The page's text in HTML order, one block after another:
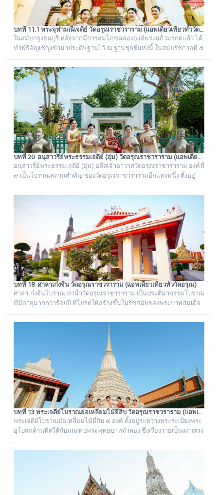
บทที่ 11.1 พระจุฬามณีเจดีย์ วัดอรุณราชวราราม (แอพเดียวเที่ยวทั่ววัดอรุณ)
ในสมัยกรุงธนบุรี หลังจากมีการสมโภชฉลององค์พระแก้วมรกตแล้ว ได้
ทำพิธีอัญเชิญเข้ามาประดิษฐานไว้ ณ ฐานชุกชีแห่งนี้ ในสมัยรัชกาลที่ ๕
บ้านได้เรียกเพี้ยนกันไปว่า “วิหารพระเขี้ยวแก้ว” พระจุฬามณีเจดีย์องค์นี้
เป็นสิ่งศักดิ์สิทธิ์ของวัดอรุณราชวราราม ที่ชาวบ้านในละแวกนี้ให้ความ
เคารพศรัทธาตั้งแต่ครั้งอดีตกาลจวบจนมาถึงยุคปัจ
บทที่ 20 อนุสาวรีย์พระธรรมเจดีย์ (อุ่ม) วัดอรุณราชวราราม (แอพเดียวเที่ยวทั่ววัดอรุณ)
อนุสาวรีย์พระธรรมเจดีย์ (อุ่ม) อดีตเจ้าอาวาสวัดอรุณราชวราราม องค์ที่
๙ เป็นโบราณสถานสำคัญ ของวัดอรุณราชวรารามอีกแห่งหนึ่ง ตั้งอยู่
วัดริมแม่น้ำเจ้าพระยา ภายในรั้วอนุสาวรีย์สำคัญของวัดอรุณ
ราชวรารามแห่งนี้ จะมีโกศหินทรายโบราณสีเขียวแบบจีน ซึ่งเป็นสถาน
ที่บรรจุบรรจุอัฐิของพระธรรมเจดีย์ (อุ่ม) อดีตเจ้าอาวาสวัดอรุณ
ราชวราราม องค์ที่ ๙
บทที่ 18 ศาลาเก๋งจีน วัดอรุณราชวราราม (แอพเดียวเที่ยวทั่ววัดอรุณ)
ศาลาเก๋งจีนโบราณ ท่าน้ำวัดอรุณราชวราราม เป็นประติมากรรมโบราณ
ที่มีอายุมากกว่าร้อยปี ที่โปรดให้สร้างขึ้นในรัชสมัยของพระบาทสมเด็จ
๖ หลัง เรียงรายอยู่บริเวณท่าน้ำของวัดอรุณราชวราราม ริมแม่น้ำ
เจ้าพระยา ซึ่งเก๋งจีนแต่ละหลังจะมีเอกลักษณ์โดดเด่นไม่เหมือนกัน อาทิ
เช่น ศาลาเก๋งจีนหน้าทางเข้าพระปรางค์ จะมีหินแกะสลักโบราณเป็นรูป
บทที่ 13 พระเจดีย์โบราณย่อเหลี่ยมไม้ยี่สิบ วัดอรุณราชวราราม (แอพเดียวเที่ยวทั่ววัดอรุณ)
พระเจดีย์โบราณย่อเหลี่ยมไม้ยี่สิบ ๔ องค์ ตั้งอยู่ระหว่างพระระเบียงพระ
อุโบสถด้านทิศใต้กับมณฑปพระพุทธบาทจำลอง ซึ่งเรียงรายเป็นแถวตรง
ลักษณะแบบเดียวกัน มีขนาดเท่ากันทั้งหมด คือเป็นพระเจดีย์ก่อด้วยอิฐ
ถือปูนย่อเหลี่ยมไม้ยี่สิบ ประดับด้วยกระเบื้องถ้วยและกระจกสีต่างๆ เป็น
ลวดลายดอกไม้และลายอื่นๆ มีความวิจิตรงดงามเป็นอย่างมาก